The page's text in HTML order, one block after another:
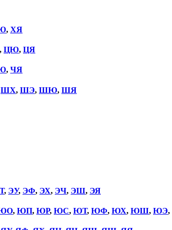
, ХЯ
, ЦЮ, ЦЯ
, ЧЯ
ШХ, ШЭ, ШЮ, ШЯ
, ЭУ, ЭФ, ЭХ, ЭЧ, ЭШ, ЭЯ
, ЮП, ЮР, ЮС, ЮТ, ЮФ, ЮХ, ЮШ, ЮЭ,